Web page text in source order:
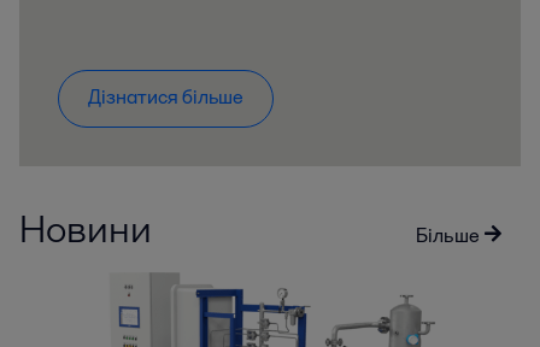
Дізнатися більше
Новини Більше